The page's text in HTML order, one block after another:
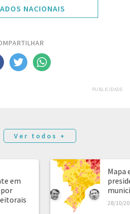
NACIONAIS
PUBLICIDADE
Ver todos +
em
Mapa
28/10/